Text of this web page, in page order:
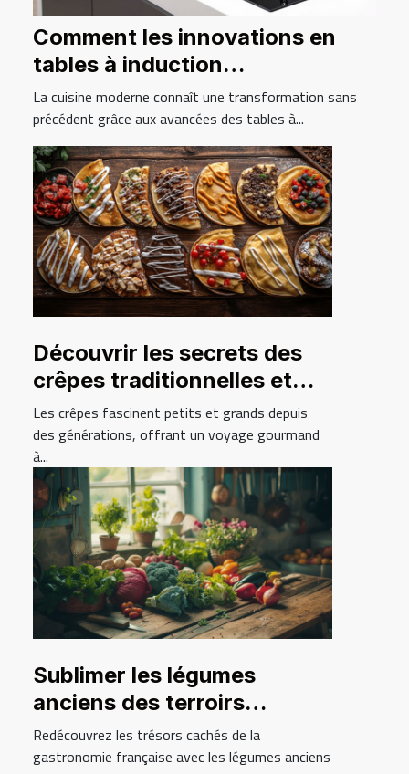
Comment les innovations en
tables à induction
révolutionnent la cuisine
moderne ?
La cuisine moderne connaît une transformation sans
précédent grâce aux avancées des tables à...
Découvrir les secrets des
crêpes traditionnelles et
modernes
Les crêpes fascinent petits et grands depuis
des générations, offrant un voyage gourmand
à...
Sublimer les légumes
anciens des terroirs
français dans vos assiettes
Redécouvrez les trésors cachés de la
gastronomie française avec les légumes anciens